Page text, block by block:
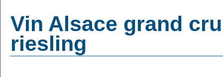
Vin Alsace grand
riesling